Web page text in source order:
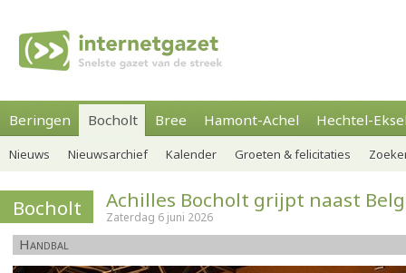
Beringen Bocholt Bree Hamont-Achel Hechtel-
Nieuws Nieuwsarchief Kalender Groeten & felicitaties
Bocholt Achilles Bocholt grijpt naast
Zaterdag 6 juni 2026
Handbal